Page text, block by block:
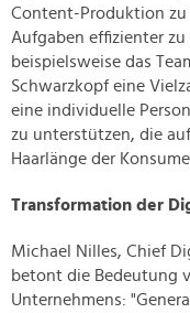
Content-Produktion
Aufgaben effizienter
beispielsweise das
Schwarzkopf eine
eine individuelle
zu unterstützen, die
Haarlänge der
Transformation der
Michael Nilles, Chief
betont die Bedeutung
Unternehmens: